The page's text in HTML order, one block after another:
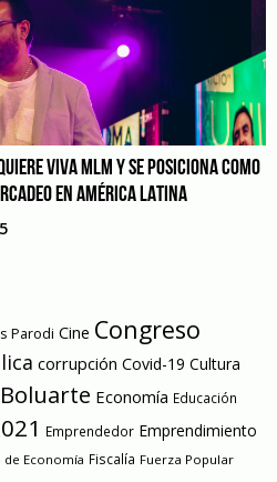
VIVA MLM Y SE POSICIONA COMO
EN AMÉRICA LATINA
Parodi Cine Congreso
corrupción Covid-19 Cultura
Economía Educación
Emprendedor Emprendimiento
de Economía Fiscalía Fuerza Popular